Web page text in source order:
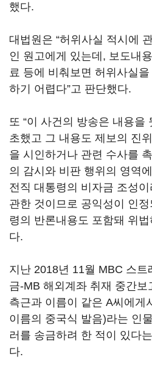
했다.
대법원은 “허위사실 적시에
인 원고에게 있는데, 보도내
료 등에 비춰보면 허위사실
하기 어렵다”고 판단했다.
또 “이 사건의 방송은 내용을
초했고 그 내용도 제보의 진
을 시인하거나 관련 수사를
의 감시와 비판 행위의 영역
전직 대통령의 비자금 조성이
관한 것이므로 공익성이 인
령의 반론내용도 포함돼 위
다.
지난 2018년 11월 MBC 스트
금-MB 해외계좌 취재 중간보
측근과 이름이 같은 A씨에게
이름의 중국식 발음)라는 인
러를 송금하려 한 적이 있다
다.